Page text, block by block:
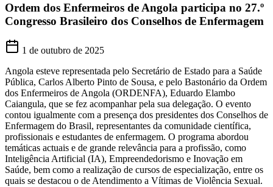
Ordem dos Enfermeiros de Angola participa no 27.º
Congresso Brasileiro dos Conselhos de Enfermagem
1 de outubro de 2025
Angola esteve representada pelo Secretário de Estado para a Saúde
Pública, Carlos Alberto Pinto de Sousa, e pelo Bastonário da Ordem
dos Enfermeiros de Angola (ORDENFA), Eduardo Elambo
Caiangula, que se fez acompanhar pela sua delegação. O evento
contou igualmente com a presença dos presidentes dos Conselhos de
Enfermagem do Brasil, representantes da comunidade científica,
profissionais e estudantes de enfermagem. O programa abordou
temáticas actuais e de grande relevância para a profissão, como
Inteligência Artificial (IA), Empreendedorismo e Inovação em
Saúde, bem como a realização de cursos de especialização, entre os
quais se destacou o de Atendimento a Vítimas de Violência Sexual.